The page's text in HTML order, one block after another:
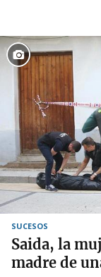
SUCESOS
Saida, la
madre de